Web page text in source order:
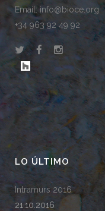
Email: info@bioce.org
+34 963 92 49 92
LO ÚLTIMO
Intramurs 2016
21.10.2016